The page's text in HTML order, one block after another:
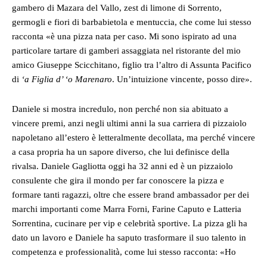
gambero di Mazara del Vallo, zest di limone di Sorrento,
germogli e fiori di barbabietola e mentuccia, che come lui stesso
racconta «è una pizza nata per caso. Mi sono ispirato ad una
particolare tartare di gamberi assaggiata nel ristorante del mio
amico Giuseppe Scicchitano, figlio tra l’altro di Assunta Pacifico
di ‘a Figlia d’ ‘o Marenaro. Un’intuizione vincente, posso dire».
Daniele si mostra incredulo, non perché non sia abituato a
vincere premi, anzi negli ultimi anni la sua carriera di pizzaiolo
napoletano all’estero è letteralmente decollata, ma perché vincere
a casa propria ha un sapore diverso, che lui definisce della
rivalsa. Daniele Gagliotta oggi ha 32 anni ed è un pizzaiolo
consulente che gira il mondo per far conoscere la pizza e
formare tanti ragazzi, oltre che essere brand ambassador per dei
marchi importanti come Marra Forni, Farine Caputo e Latteria
Sorrentina, cucinare per vip e celebrità sportive. La pizza gli ha
dato un lavoro e Daniele ha saputo trasformare il suo talento in
competenza e professionalità, come lui stesso racconta: «Ho